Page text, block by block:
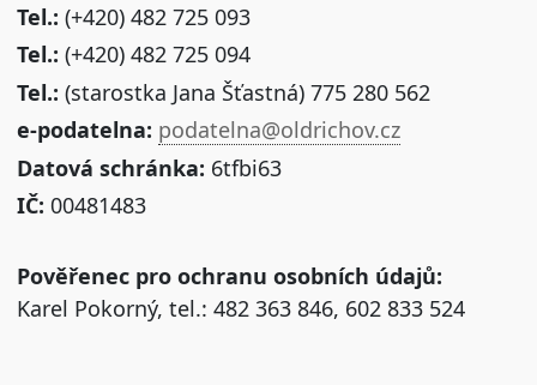
Tel.: (+420) 482 725 093
Tel.: (+420) 482 725 094
Tel.: (starostka Jana Šťastná) 775 280 562
e-podatelna: podatelna@oldrichov.cz
Datová schránka: 6tfbi63
IČ: 00481483
Pověřenec pro ochranu osobních údajů:
Karel Pokorný, tel.: 482 363 846, 602 833 524